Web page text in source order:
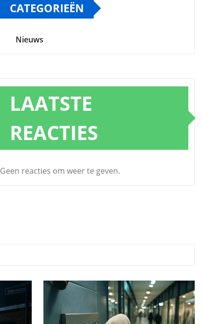
CATEGORIEËN
Nieuws
LAATSTE
REACTIES
Geen reacties om weer te geven.